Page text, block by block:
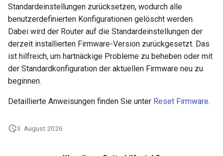
Standardeinstellungen zurücksetzen, wodurch alle
benutzerdefinierten Konfigurationen gelöscht werden.
Dabei wird der Router auf die Standardeinstellungen der
derzeit installierten Firmware-Version zurückgesetzt. Das
ist hilfreich, um hartnäckige Probleme zu beheben oder mit
der Standardkonfiguration der aktuellen Firmware neu zu
beginnen.
Detaillierte Anweisungen finden Sie unter Reset Firmware.
3. August 2026